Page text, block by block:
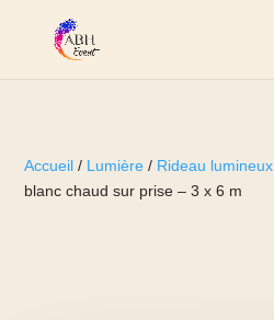
Accueil / Lumière / Rideau lumineux
blanc chaud sur prise – 3 x 6 m